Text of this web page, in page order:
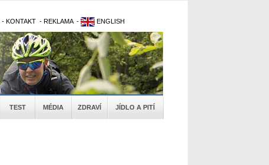
- KONTAKT - REKLAMA - ENGLISH
TEST MÉDIA ZDRAVÍ JÍDLO A PITÍ